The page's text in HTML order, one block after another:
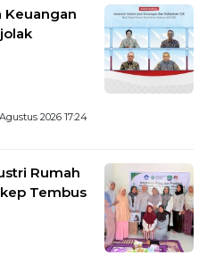
Keuangan
2026 17:24
Rumah
Tembus